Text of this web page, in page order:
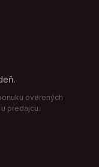
overených
predajcu.